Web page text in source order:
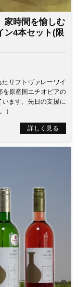
家時間を愉しむ
ン4本セット(限
リフトヴァレーワイ
を原産国エチオピアの
ます。先日の支援に
）
詳しく見る